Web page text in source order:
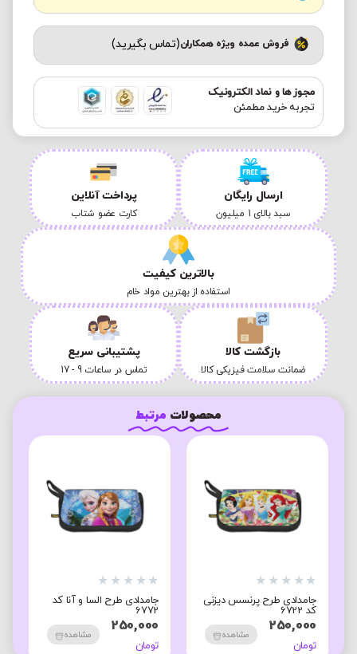
فروش عمده ویژه همکاران(تماس بگیرید)
مجوز ها و نماد الکترونیک
تجربه خرید مطمئن
ارسال رایگان
سبد بالای 1 میلیون
پرداخت آنلاین
کارت عضو شتاب
بالاترین کیفیت
استفاده از بهترین مواد خام
بازگشت کالا
ضمانت سلامت فیزیکی کالا
پشتیبانی سریع
تماس در ساعات 9 - 17
محصولات مرتبط
★
★
★
★
★
جامدادی طرح پرنسس دیزنی
کد 6722
250,000
تومان
مشاهده
★
★
★
★
★
جامدادی طرح السا و آنا کد
6772
250,000
تومان
مشاهده